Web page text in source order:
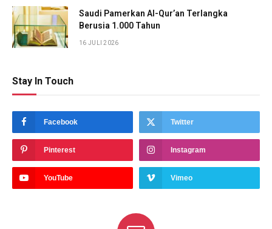
Saudi Pamerkan Al-Qur’an Terlangka
Berusia 1.000 Tahun
16 JULI 2026
Stay In Touch
Facebook Twitter
Pinterest Instagram
YouTube Vimeo